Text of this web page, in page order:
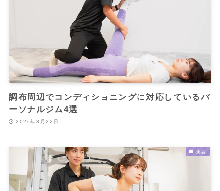
調布周辺でコンディショニングに対応しているパ
ーソナルジム4選
2026年3月22日
美容